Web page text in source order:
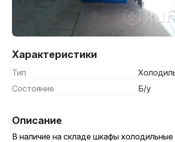
Характеристики
Тип
Состояние
Б/у
Описание
В наличие на складе шкафы